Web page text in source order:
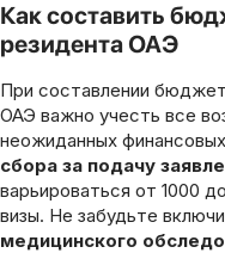
Как составить
резидента ОАЭ
При составлении
ОАЭ важно учесть все
неожиданных
сбора за подачу
варьироваться от 1000
визы. Не забудьте
медицинского